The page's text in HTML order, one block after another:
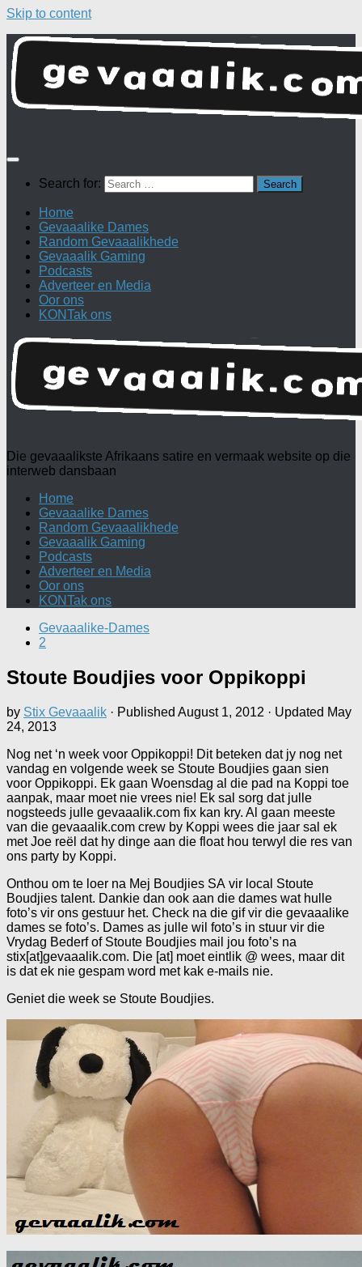
Skip to content
Search for:
Home
Gevaaalike Dames
Random Gevaaalikhede
Gevaaalik Gaming
Podcasts
Adverteer en Media
Oor ons
KONTak ons
Die gevaaalikste Afrikaans satire en vermaak website op die
interweb dansbaan
Home
Gevaaalike Dames
Random Gevaaalikhede
Gevaaalik Gaming
Podcasts
Adverteer en Media
Oor ons
KONTak ons
Gevaaalike-Dames
2
Stoute Boudjies voor Oppikoppi
by Stix Gevaaalik · Published August 1, 2012 · Updated May
24, 2013
Nog net ‘n week voor Oppikoppi! Dit beteken dat jy nog net
vandag en volgende week se Stoute Boudjies gaan sien
voor Oppikoppi. Ek gaan Woensdag al die pad na Koppi toe
aanpak, maar moet nie vrees nie! Ek sal sorg dat julle
nogsteeds julle gevaaalik.com fix kan kry. Al gaan meeste
van die gevaaalik.com crew by Koppi wees die jaar sal ek
met Joe reël dat hy dinge aan die float hou terwyl die res van
ons party by Koppi.
Onthou om te loer na Mej Boudjies SA vir local Stoute
Boudjies talent. Dankie dan ook aan die dames wat hulle
foto’s vir ons gestuur het. Check na die gif vir die gevaaalike
dames se foto’s. Dames as julle wil foto’s in stuur vir die
Vrydag Bederf of Stoute Boudjies mail jou foto’s na
stix[at]gevaaalik.com. Die [at] moet eintlik @ wees, maar dit
is dat ek nie gespam word met kak e-mails nie.
Geniet die week se Stoute Boudjies.